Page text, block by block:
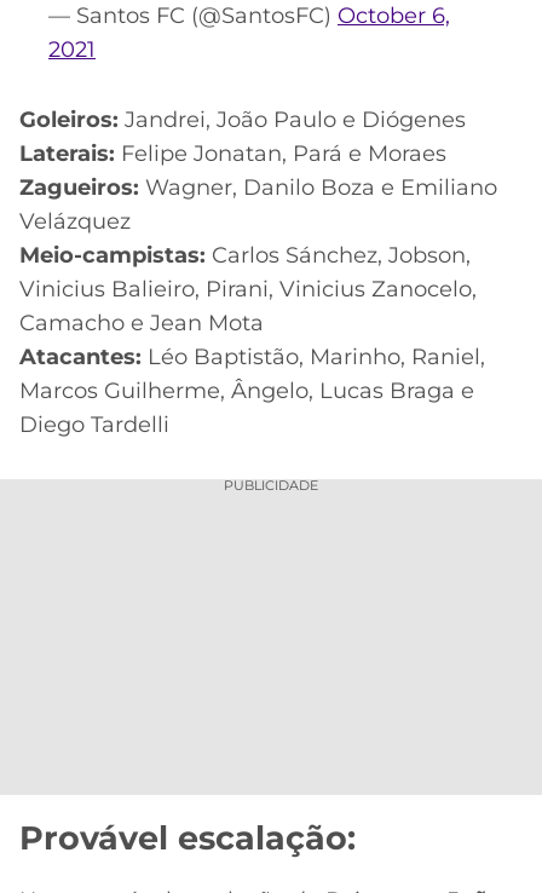
— Santos FC (@SantosFC) October 6,
2021
Goleiros: Jandrei, João Paulo e Diógenes
Laterais: Felipe Jonatan, Pará e Moraes
Zagueiros: Wagner, Danilo Boza e Emiliano
Velázquez
Meio-campistas: Carlos Sánchez, Jobson,
Vinicius Balieiro, Pirani, Vinicius Zanocelo,
Camacho e Jean Mota
Atacantes: Léo Baptistão, Marinho, Raniel,
Marcos Guilherme, Ângelo, Lucas Braga e
Diego Tardelli
PUBLICIDADE
Provável escalação: